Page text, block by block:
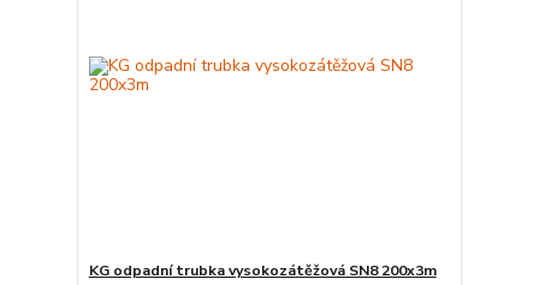
KG odpadní trubka vysokozátěžová SN8 200x3m